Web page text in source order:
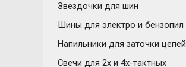
Звездочки для шин
Шины для электро и бензопил
Напильники для заточки цепей
Свечи для 2х и 4х-тактных